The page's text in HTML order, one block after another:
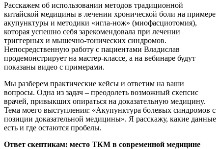
Расскажем об использовании методов традиционной
китайской медицины в лечении хронической боли на примере
акупунктуры и методики «игла-нож» (миофасциотомия),
которая успешно себя зарекомендовала при лечении
триггерных и мышечно-тонических синдромов.
Непосредственную работу с пациентами Владислав
продемонстрирует на мастер-классе, а на вебинаре будут
показаны видео с примерами.
Мы разберем практические кейсы и ответим на ваши
вопросы. Одна из задач – преодолеть возможный скепсис
врачей, привыкших опираться на доказательную медицину.
Тема моего выступления: «Акупунктура болевых синдромов с
позиции доказательной медицины». Я расскажу, какие данные
есть и где остаются пробелы.
Ответ скептикам: место ТКМ в современной медицине